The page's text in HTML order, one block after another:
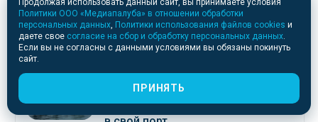
отказываются Нидерланды — крупный транспортный
хаб, через который российская рыба поставляется в
ЕС.
Нидерланды отказались пускать
рыболовное судно «Беломорье»
Политики ООО «Медиапалуба» в отношении обработки
персональных данных Политики использования файлов cookies и
даете свое согласие на сбор и обработку персональных данных
Если вы не согласны с данными условиями вы обязаны покинуть
сайт.
ПРИНЯТЬ